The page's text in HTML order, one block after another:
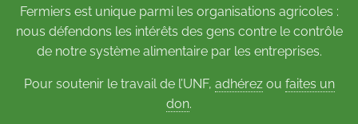
Fermiers est unique parmi les organisations agricoles :
nous défendons les intérêts des gens contre le contrôle
de notre système alimentaire par les entreprises.
Pour soutenir le travail de l’UNF, adhérezou faites un
don.